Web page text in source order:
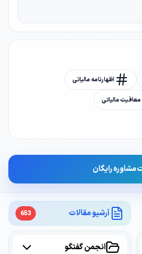
آرشیو مقالات 653
انجمن گفتگو
اظهارنامه مالیاتی
معافیت مالیاتی
مشاوره رایگان